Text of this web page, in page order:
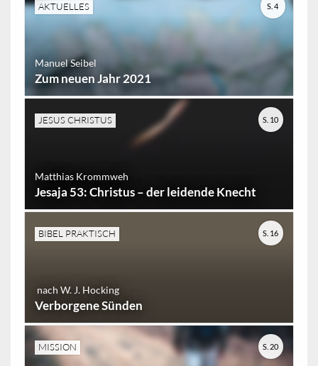
AKTUELLES
Manuel Seibel
Zum neuen Jahr 2021
S. 4
JESUS CHRISTUS
Matthias Krommweh
Jesaja 53: Christus – der leidende Knecht
S. 10
BIBEL PRAKTISCH
nach W. J. Hocking
Verborgene Sünden
S. 16
MISSION S. 20